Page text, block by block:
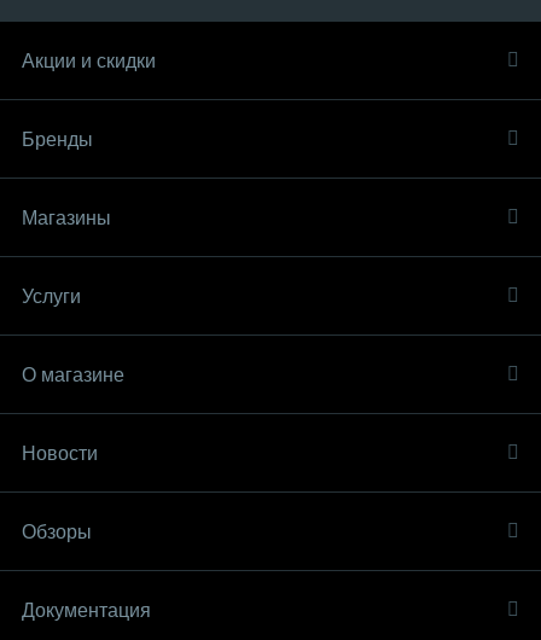
Акции и скидки
Бренды
Магазины
Услуги
О магазине
Новости
Обзоры
Документация